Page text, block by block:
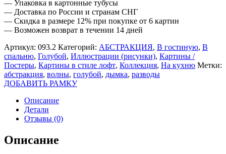
— Упаковка в картонные тубусы
— Доставка по России и странам СНГ
— Скидка в размере 12% при покупке от 6 картин
— Возможен возврат в течении 14 дней
Артикул: 093.2 Категорий: АБСТРАКЦИЯ, В гостиную, В
спальню, Голубой, Иллюстрации (рисунки), Картины /
Постеры, Картины в стиле лофт, Коллекция, На кухню Метки:
абстракция, волны, голубой, дымка, разводы
ДОБАВИТЬ РАМКУ
Описание
Детали
Отзывы (0)
Описание